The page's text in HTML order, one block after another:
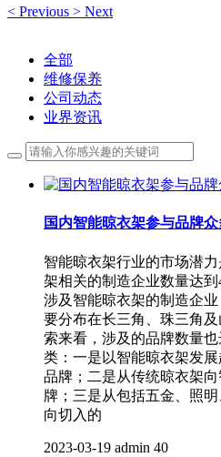
< Previous > Next
全部
维修保养
公司动态
业界资讯
国内智能晾衣架参与品牌
智能晾衣架行业的市场潜
架相关的制造企业数量达
涉及智能晾衣架的制造企
要分布在长三角、珠三角
索来看，涉及的品牌数量
类：一是以智能晾衣架发
品牌；二是从传统晾衣架
牌；三是从包括五金、照
向切入的
2023-03-19 admin 40